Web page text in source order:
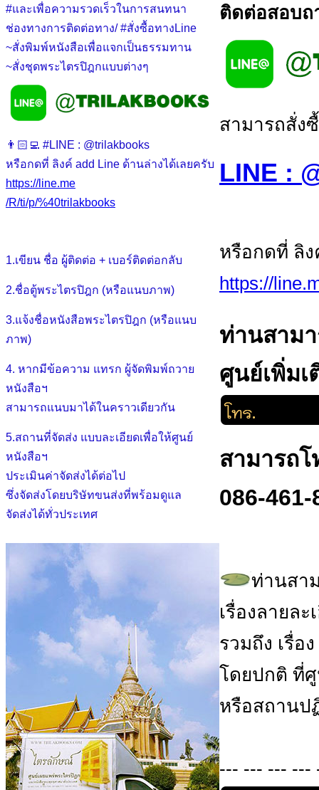
#และเพื่อความรวดเร็วในการสนทนา
ช่องทางการติดต่อทาง/ #สั่งซื้อทางLine
~สั่งพิมพ์หนังสือเพื่อแจกเป็นธรรมทาน
~สั่งชุดพระไตรปิฎกแบบต่างๆ
👨🏻‍💻 #LINE : @trilakbooks
หรือกดที่ ลิงค์ add Line ด้านล่างได้เลยครับ
https://line.me
/R/ti/p/%40trilakbooks
1.เขียน ชื่อ ผู้ติดต่อ + เบอร์ติดต่อกลับ
2.ชื่อตู้พระไตรปิฎก (หรือแนบภาพ)
3.แจ้งชื่อหนังสือพระไตรปิฎก (หรือแนบ
ภาพ)
4. หากมีข้อความ แทรก ผู้จัดพิมพ์ถวาย
หนังสือฯ
สามารถแนบมาได้ในคราวเดียวกัน
5.สถานที่จัดส่ง แบบละเอียดเพื่อให้ศูนย์
หนังสือฯ
ประเมินค่าจัดส่งได้ต่อไป
ซึ่งจัดส่งโดยบริษัทขนส่งที่พร้อมดูแล
จัดส่งได้ทั่วประเทศ
ติดต่อสอบถ
สามารถสั่ง
LINE :
หรือกดที่ ลิง
https://
ท่านสาม
ศูนย์เพิ่มเ
สามารถ
086-461-
ท่านสา
เรื่องลายล
รวมถึง เรื่อ
โดยปกติ ที่
หรือสถานป
--- --- --- ---